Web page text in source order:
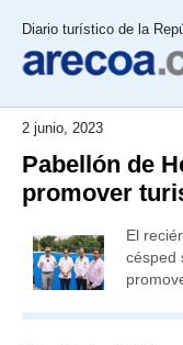
Diario turístico de la
2 junio, 2023
Pabellón de
promover
El
césped